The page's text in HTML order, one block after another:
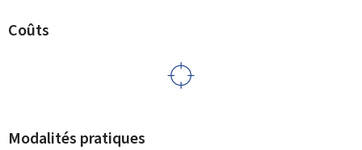
Coûts
Modalités pratiques